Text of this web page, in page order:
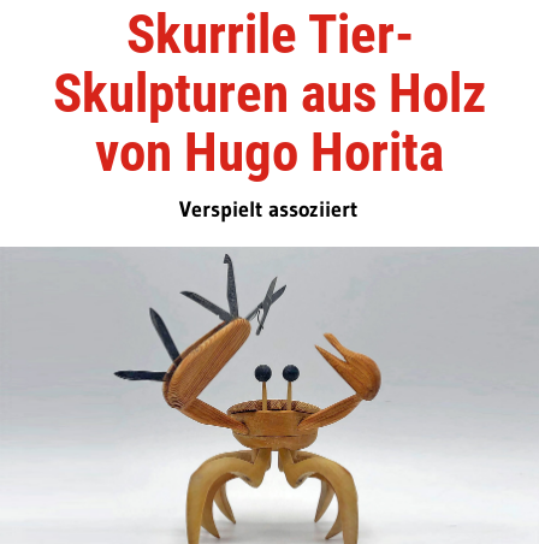
Skurrile Tier-
Skulpturen aus Holz
von Hugo Horita
Verspielt assoziiert